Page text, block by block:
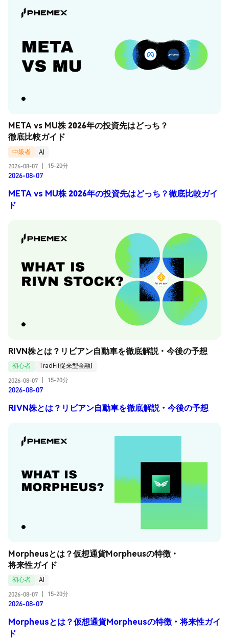
META vs MU株 2026年の投資先はどっち？
徹底比較ガイド
中級者
AI
2026-08-07
15-20分
2026-08-07
META vs MU株 2026年の投資先はどっち？徹底比較ガイ
ド
RIVN株とは？リビアン自動車を徹底解説・今後の予想
初心者
TradFi(従来型金融)
2026-08-07
15-20分
2026-08-07
RIVN株とは？リビアン自動車を徹底解説・今後の予想
Morpheusとは？仮想通貨Morpheusの特徴・
将来性ガイド
初心者
AI
2026-08-07
15-20分
2026-08-07
Morpheusとは？仮想通貨Morpheusの特徴・将来性ガイ
ド